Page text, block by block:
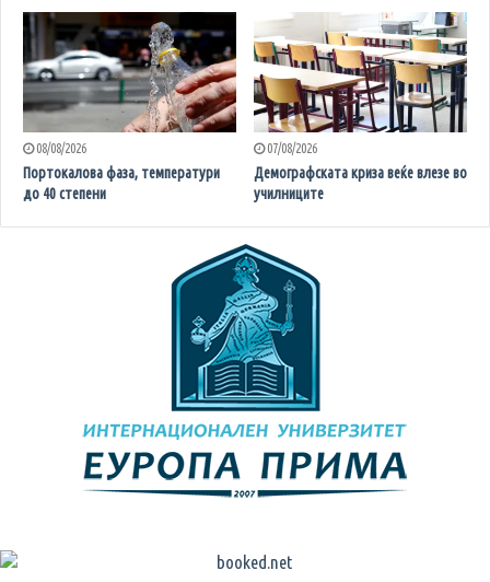
08/08/2026
Портокалова фаза, температури
до 40 степени
07/08/2026
Демографската криза веќе влезе во
училниците